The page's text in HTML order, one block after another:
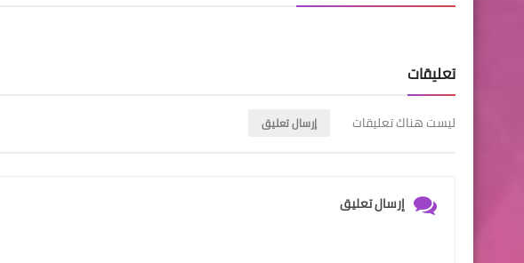
تعليقات
ليست هناك تعليقات إرسال تعليق
إرسال تعليق